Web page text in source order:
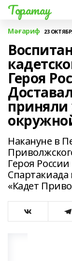
Торатау
Мәғариф 23
Героя
приняли
Накануне в
Героя
«Кадет